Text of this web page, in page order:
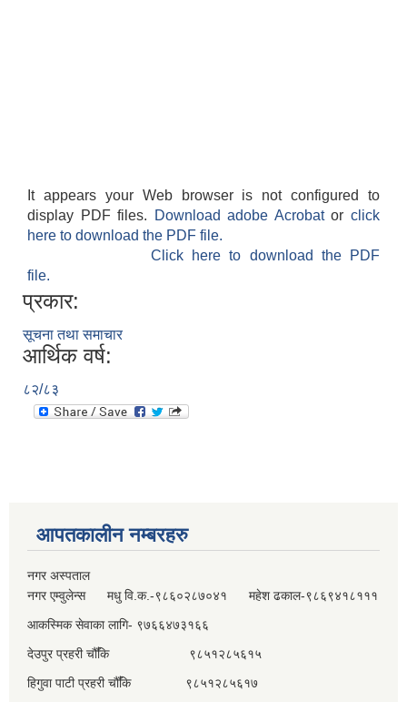
It appears your Web browser is not configured to
display PDF files.
Download adobe Acrobatorclick
here to download the PDF file.
Click here to download the PDF
file.
प्रकार:
सूचना तथा समाचार
आर्थिक वर्ष:
८२/८३
आपतकालीन नम्बरहरु
नगर अस्पताल
नगर एम्वुलेन्स मधु वि.क.-९८६०२८७०४१ महेश ढकाल-९८६९४१८१११
आकस्मिक सेवाका लागि- ९७६६४७३१६६
देउपुर प्रहरी चौँकि ९८५१२८५६१५
हिगुवा पाटी प्रहरी चौँकि ९८५१२८५६१७